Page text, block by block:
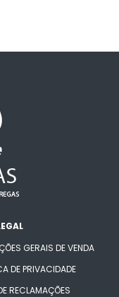
GERAIS DE VENDA
DE PRIVACIDADE
RECLAMAÇÕES